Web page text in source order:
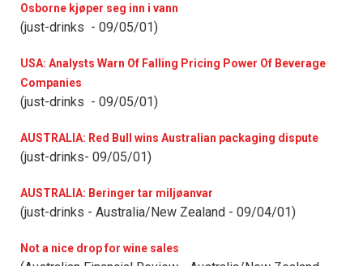
Osborne kjøper seg inn i vann
(just-drinks - 09/05/01)
USA: Analysts Warn Of Falling Pricing Power Of Beverage
Companies
(just-drinks - 09/05/01)
AUSTRALIA: Red Bull wins Australian packaging dispute
(just-drinks- 09/05/01)
AUSTRALIA: Beringer tar miljøanvar
(just-drinks - Australia/New Zealand - 09/04/01)
Not a nice drop for wine sales